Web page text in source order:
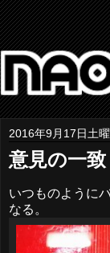
2016年9月17日土
意見の一致
いつものように
なる。